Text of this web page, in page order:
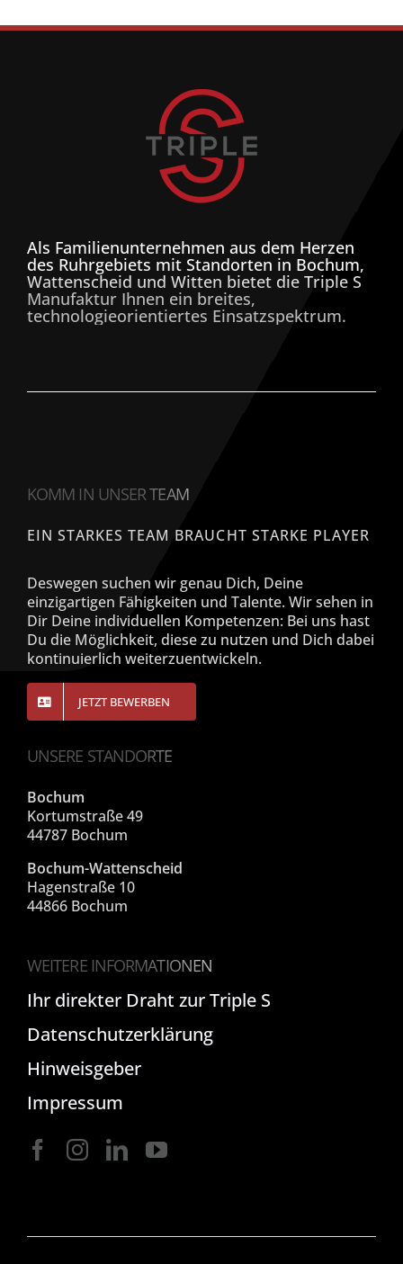
Als Familienunternehmen aus dem Herzen
des Ruhrgebiets mit Standorten in Bochum,
Wattenscheid und Witten bietet die Triple S
Manufaktur Ihnen ein breites,
technologieorientiertes Einsatzspektrum.
KOMM IN UNSER TEAM
EIN STARKES TEAM BRAUCHT STARKE PLAYER
Deswegen suchen wir genau Dich, Deine
einzigartigen Fähigkeiten und Talente. Wir sehen in
Dir Deine individuellen Kompetenzen: Bei uns hast
Du die Möglichkeit, diese zu nutzen und Dich dabei
kontinuierlich weiterzuentwickeln.
JETZT BEWERBEN
UNSERE STANDORTE
Bochum
Kortumstraße 49
44787 Bochum
Bochum-Wattenscheid
Hagenstraße 10
44866 Bochum
WEITERE INFORMATIONEN
Ihr direkter Draht zur Triple S
Datenschutzerklärung
Hinweisgeber
Impressum